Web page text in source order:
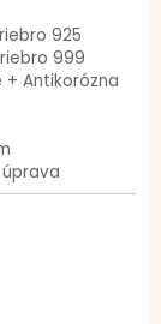
925
999
+ Antikorózna